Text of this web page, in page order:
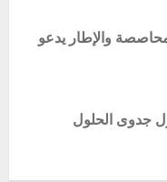
والإطار يدعو
جدوى الحلول